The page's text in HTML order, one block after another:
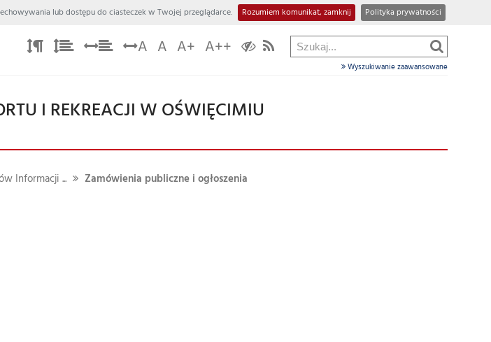
lub dostępu do ciasteczek w Twojej przeglądarce. Rozumiem komunikat, zamknij Polityka prywatności
A A A+ A++
Wyszukiwanie zaawansowane
I REKREACJI W OŚWIĘCIMIU
Informacji ... Zamówienia publiczne i ogłoszenia